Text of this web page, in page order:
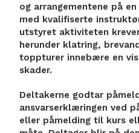
og arrangementene på
med kvalifiserte
utstyret aktiviteten
herunder klatring,
toppturer innebære en
skader.
Deltakerne godtar
ansvarserklæringen ved
eller påmelding til kurs